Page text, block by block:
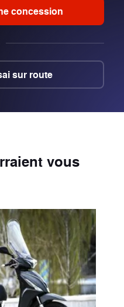
concession
sur route
vous